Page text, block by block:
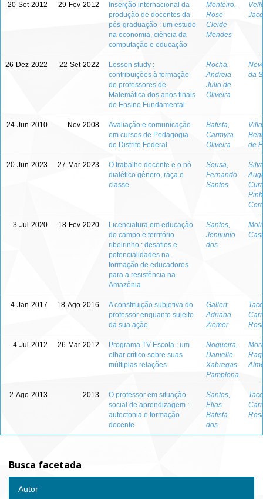
20-Set-2012 29-Fev-2012
Inserção internacional da
produção de docentes da
pós-graduação : um estudo
na economia, ciência da
computação e educação
Monteiro,
Rose
Cleide
Mendes
26-Dez-2022 22-Set-2022
Lesson study :
contribuições à formação
de professores de
Matemática dos anos finais
do Ensino Fundamental
Rocha,
Andreia
Julio de
Oliveira
da
24-Jun-2010 Nov-2008
Avaliação e comunicação
em cursos de Pedagogia
do Distrito Federal
Batista,
Carmyra
Oliveira
de
20-Jun-2023 27-Mar-2023
O trabalho docente e o nó
dialético gênero, raça e
classe
Sousa,
Fernando
Santos
3-Jul-2020 18-Fev-2020
Licenciatura em educação
do campo e território
ribeirinho : desafios e
potencialidades na
formação de educadores
para a resistência na
Amazônia
Santos,
Jenijunio
dos
4-Jan-2017 18-Ago-2016
A constituição subjetiva do
professor enquanto sujeito
da sua ação
Gallert,
Adriana
Ziemer
4-Jul-2012 26-Mar-2012
Programa TV Escola : um
olhar crítico sobre suas
múltiplas relações
Nogueira,
Danielle
Xabregas
Pamplona
2-Ago-2013 2013
O professor em situação
social de aprendizagem :
autoctonia e formação
docente
Santos,
Elias
Batista
dos
Busca facetada
Autor